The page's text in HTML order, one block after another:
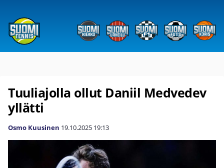
Tuuliajolla ollut Daniil Medvedev
yllätti
Osmo Kuusinen 19.10.2025 19:13